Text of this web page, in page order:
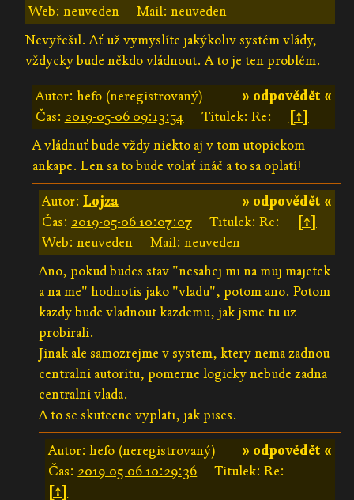
Web: neuveden
Mail: neuveden
Nevyřešil. Ať už vymyslíte jakýkoliv systém vlády,
vždycky bude někdo vládnout. A to je ten problém.
» odpovědět «
Autor: hefo (neregistrovaný)
Čas: 2019-05-06 09:13:54 Titulek: Re:
[↑]
A vládnuť bude vždy niekto aj v tom utopickom
ankape. Len sa to bude volať ináč a to sa oplatí!
» odpovědět «
Autor: Lojza
Čas: 2019-05-06 10:07:07 Titulek: Re:
[↑]
Web: neuveden
Mail: neuveden
Ano, pokud budes stav "nesahej mi na muj majetek
a na me" hodnotis jako "vladu", potom ano. Potom
kazdy bude vladnout kazdemu, jak jsme tu uz
probirali.
Jinak ale samozrejme v system, ktery nema zadnou
centralni autoritu, pomerne logicky nebude zadna
centralni vlada.
A to se skutecne vyplati, jak pises.
» odpovědět «
Autor: hefo (neregistrovaný)
Čas: 2019-05-06 10:29:36
Titulek: Re:
[↑]